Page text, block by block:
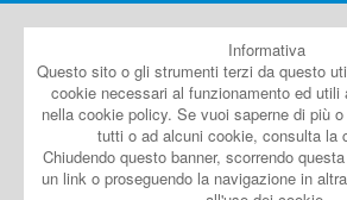
Informativa
Questo sito o gli strumenti terzi da questo
cookie necessari al funzionamento ed
nella cookie policy. Se vuoi saperne di più
tutti o ad alcuni cookie, consulta la
Chiudendo questo banner, scorrendo
un link o proseguendo la navigazione in